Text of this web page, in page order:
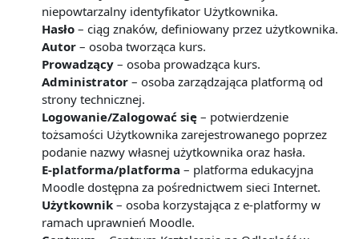
niepowtarzalny identyfikator Użytkownika.
Hasło – ciąg znaków, definiowany przez użytkownika.
Autor – osoba tworząca kurs.
Prowadzący – osoba prowadząca kurs.
Administrator – osoba zarządzająca platformą od
strony technicznej.
Logowanie/Zalogować się – potwierdzenie
tożsamości Użytkownika zarejestrowanego poprzez
podanie nazwy własnej użytkownika oraz hasła.
E-platforma/platforma – platforma edukacyjna
Moodle dostępna za pośrednictwem sieci Internet.
Użytkownik – osoba korzystająca z e-platformy w
ramach uprawnień Moodle.